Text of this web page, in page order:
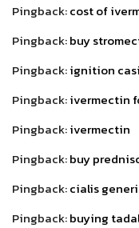
Pingback:cost of
Pingback:buy
Pingback:ignition
Pingback:ivermectin
Pingback:ivermectin
Pingback:buy
Pingback:cialis
Pingback:buying